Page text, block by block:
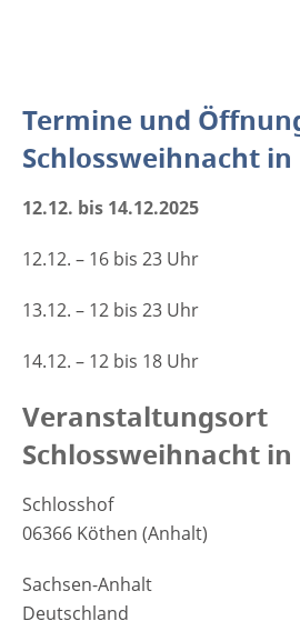
Termine und
Schlossweihnacht in
12.12. bis 14.12.2025
12.12. – 16 bis 23 Uhr
13.12. – 12 bis 23 Uhr
14.12. – 12 bis 18 Uhr
Veranstaltungsort
Schlossweihnacht in
Schlosshof
06366 Köthen (Anhalt)
Sachsen-Anhalt
Deutschland